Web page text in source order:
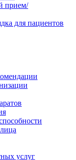
прием/
для пациентов
услуг